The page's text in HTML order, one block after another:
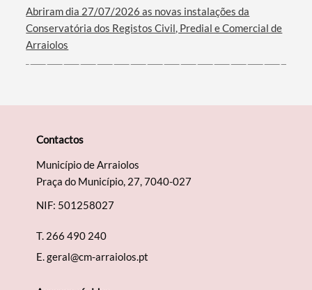
Abriram dia 27/07/2026 as novas instalações da
Conservatória dos Registos Civil, Predial e Comercial de
Arraiolos
Contactos
Município de Arraiolos
Praça do Município, 27, 7040-027
NIF: 501258027
T. 266 490 240
E.geral@cm-arraiolos.pt